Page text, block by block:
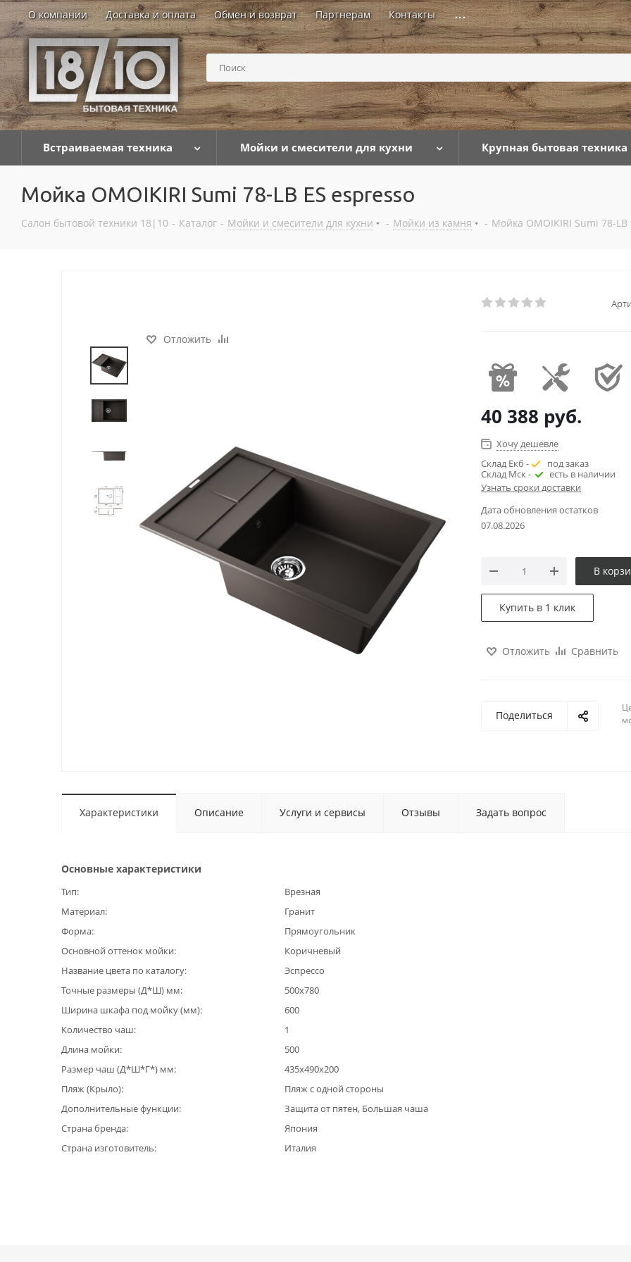
О компании Доставка и оплата Обмен и возврат Партнерам Контакты ...
Встраиваемая техника Мойки и смесители для кухни Крупная бытовая техника
Мойка OMOIKIRI Sumi 78-LB ES espresso
Салон бытовой техники 18|10 - Каталог - Мойки и смесители для кухни - Мойки из камня - Мойка OMOIKIRI Sumi 78-LB
Отложить
40 388 руб.
Хочу дешевле
Склад Екб -
под заказ
Склад Мск -
есть в наличии
Узнать сроки доставки
Дата обновления остатков
07.08.2026
В
Купить в 1 клик
Отложить Сравнить
Поделиться
Характеристики Описание Услуги и сервисы Отзывы Задать вопрос
Основные характеристики
Тип
Врезная
Материал
Гранит
Форма
Прямоугольник
Основной оттенок мойки
Коричневый
Название цвета по каталогу
Эспрессо
Точные размеры (Д*Ш) мм
500х780
Ширина шкафа под мойку (мм)
600
Количество чаш
1
Длина мойки
500
Размер чаш (Д*Ш*Г*) мм
435х490х200
Пляж (Крыло)
Пляж с одной стороны
Дополнительные функции
Защита от пятен, Большая чаша
Страна бренда
Япония
Страна изготовитель
Италия